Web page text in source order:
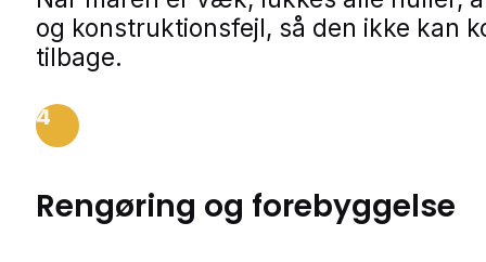
og konstruktionsfejl, så den ikke kan
tilbage.
4
Rengøring og forebyggelse